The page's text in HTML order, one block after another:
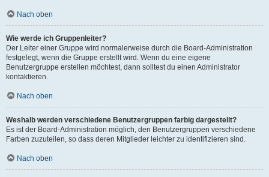
Nach oben
Wie werde ich Gruppenleiter?
Der Leiter einer Gruppe wird normalerweise durch die Board-Administration
festgelegt, wenn die Gruppe erstellt wird. Wenn du eine eigene
Benutzergruppe erstellen möchtest, dann solltest du einen Administrator
kontaktieren.
Nach oben
Weshalb werden verschiedene Benutzergruppen farbig dargestellt?
Es ist der Board-Administration möglich, den Benutzergruppen verschiedene
Farben zuzuteilen, so dass deren Mitglieder leichter zu identifizieren sind.
Nach oben